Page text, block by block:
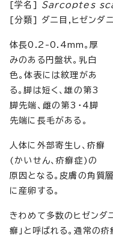
[学名] Sarcoptes
[分類] ダニ目,ヒゼンダ
体長0.2-0.4mm。厚
みのある円盤状。乳白
色。体表には紋理があ
る。脚は短く、雄の第3
脚先端、雌の第3・4脚
先端に長毛がある。
人体に外部寄生し、疥癬
(かいせん、疥癬症)の
原因となる。皮膚の角質
に産卵する。
きわめて多数のヒゼンダ
癬」と呼ばれる。通常の